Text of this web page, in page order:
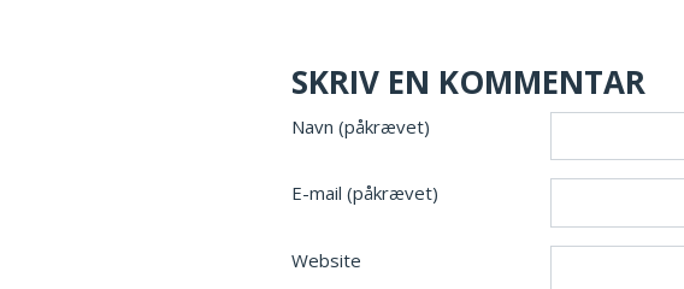
SKRIV EN KOMMENTAR
Navn (påkrævet)
E-mail (påkrævet)
Website